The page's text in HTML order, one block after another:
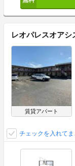
レオパレスオアシ
賃貸アパート
チェックを入れて